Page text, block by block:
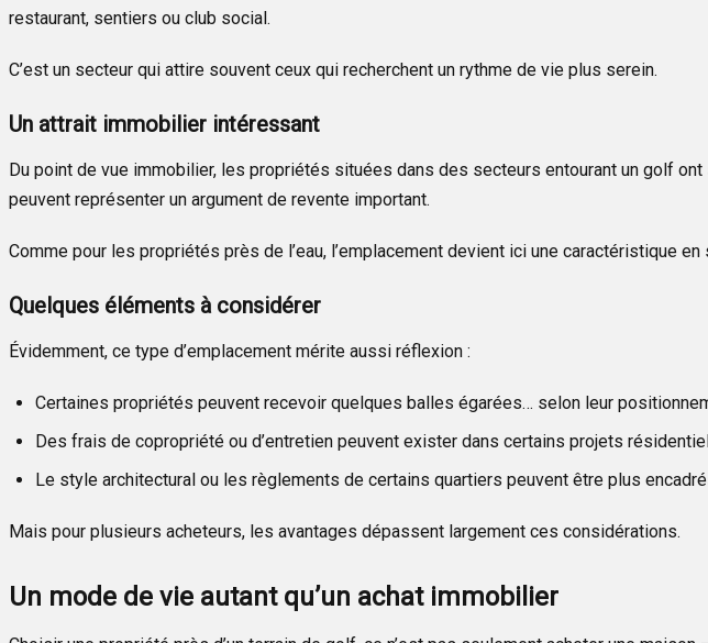
restaurant, sentiers ou club social.
C’est un secteur qui attire souvent ceux qui recherchent un rythme de vie plus serein.
Un attrait immobilier intéressant
Du point de vue immobilier, les propriétés situées dans des secteurs entourant un golf
peuvent représenter un argument de revente important.
Comme pour les propriétés près de l’eau, l’emplacement devient ici une caractéristique en
Quelques éléments à considérer
Évidemment, ce type d’emplacement mérite aussi réflexion :
Certaines propriétés peuvent recevoir quelques balles égarées… selon leur
Des frais de copropriété ou d’entretien peuvent exister dans certains projets
Le style architectural ou les règlements de certains quartiers peuvent être plus
Mais pour plusieurs acheteurs, les avantages dépassent largement ces considérations.
Un mode de vie autant qu’un achat immobilier